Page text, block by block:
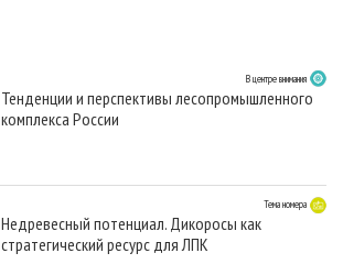
В центре внимания
Тенденции и перспективы лесопромышленного
комплекса России
Тема номера
Недревесный потенциал. Дикоросы как
стратегический ресурс для ЛПК